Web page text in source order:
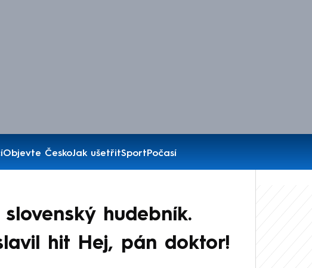
Objevte ČeskoJak ušetřitSportPočasí
hudebník.
hit Hej, pán doktor!